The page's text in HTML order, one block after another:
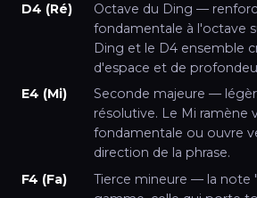
D4 (Ré)
Octave du Ding —
fondamentale à l'octave
Ding et le D4 ensemble
d'espace et de
E4 (Mi)
Seconde majeure —
résolutive. Le Mi ramène
fondamentale ou ouvre
direction de la phrase.
F4 (Fa)
Tierce mineure — la note